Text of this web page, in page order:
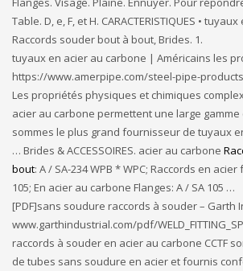
Table. D, e, F, et H. CARACTERISTIQUES •
Raccords souder bout à bout, Brides. 1.
tuyaux en acier au carbone | Américains les
https://www.amerpipe.com/steel-pipe-
Les propriétés physiques et chimiques
acier au carbone permettent une large
sommes le plus grand fournisseur de tuyaux
… Brides & ACCESSOIRES. acier au carbone
bout: A / SA-234 WPB * WPC; Raccords en
105; En acier au carbone Flanges: A / SA 105 …
[PDF]sans soudure raccords à souder – Garth
www.garthindustrial.com/pdf/
raccords à souder en acier au carbone CCTF
de tubes sans soudure en acier et fournis